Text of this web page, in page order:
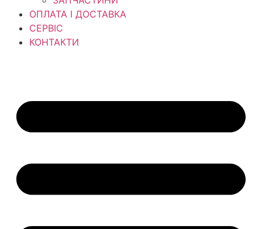
ОПЛАТА І ДОСТАВКА
СЕРВІС
КОНТАКТИ